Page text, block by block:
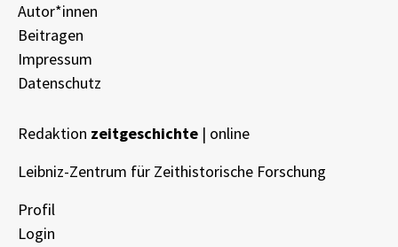
Autor*innen
Beitragen
Impressum
Datenschutz
Redaktion zeitgeschichte | online
Leibniz-Zentrum für Zeithistorische Forschung
Profil
Login